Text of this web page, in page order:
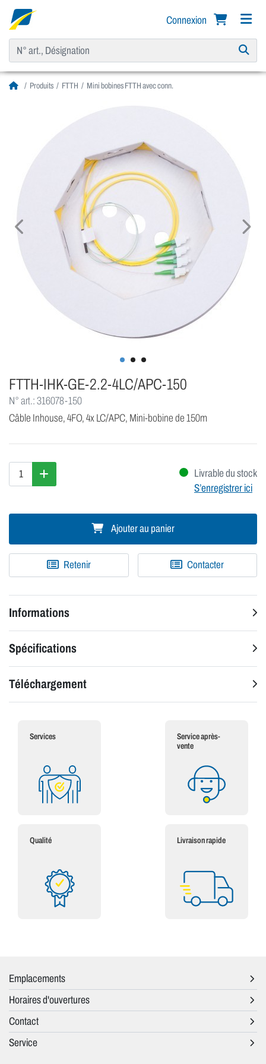
Connexion
Produits FTTH Mini bobines FTTH avec conn.
FTTH-IHK-GE-2.2-4LC/APC-150
N° art.: 316078-150
Câble Inhouse, 4FO, 4x LC/APC, Mini-bobine de 150m
Livrable du stock
S’enregistrer ici
Ajouter au panier
Retenir Contacter
Informations
Spécifications
Téléchargement
Services
Service après-
vente
Qualité Livraison rapide
Emplacements
Horaires d'ouvertures
Contact
Service